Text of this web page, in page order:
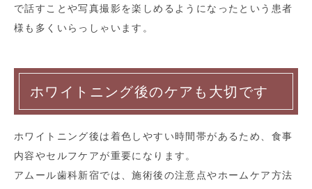
で話すことや写真撮影を楽しめるようになったという患者
様も多くいらっしゃいます。
ホワイトニング後のケアも大切です
ホワイトニング後は着色しやすい時間帯があるため、食事
内容やセルフケアが重要になります。
アムール歯科新宿では、施術後の注意点やホームケア方法